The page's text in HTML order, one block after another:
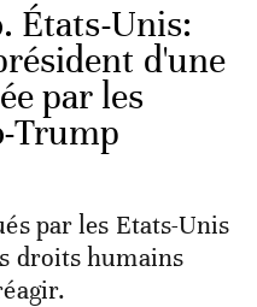
États-Unis:
d'une
par les
Trump
par les Etats-Unis
droits humains